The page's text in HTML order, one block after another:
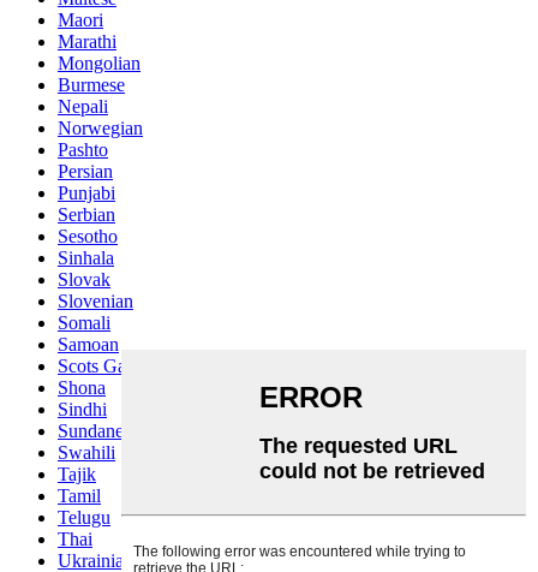
Maori
Marathi
Mongolian
Burmese
Nepali
Norwegian
Pashto
Persian
Punjabi
Serbian
Sesotho
Sinhala
Slovak
Slovenian
Somali
Samoan
Scots Gaelic
Shona
Sindhi
Sundanese
Swahili
Tajik
Tamil
Telugu
Thai
Ukrainian